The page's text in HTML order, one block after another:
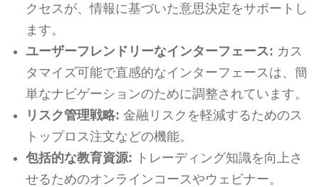
クセスが、情報に基づいた意思決定をサポートし
ます。
ユーザーフレンドリーなインターフェース: カス
タマイズ可能で直感的なインターフェースは、簡
単なナビゲーションのために調整されています。
リスク管理戦略: 金融リスクを軽減するためのス
トップロス注文などの機能。
包括的な教育資源: トレーディング知識を向上さ
せるためのオンラインコースやウェビナー。